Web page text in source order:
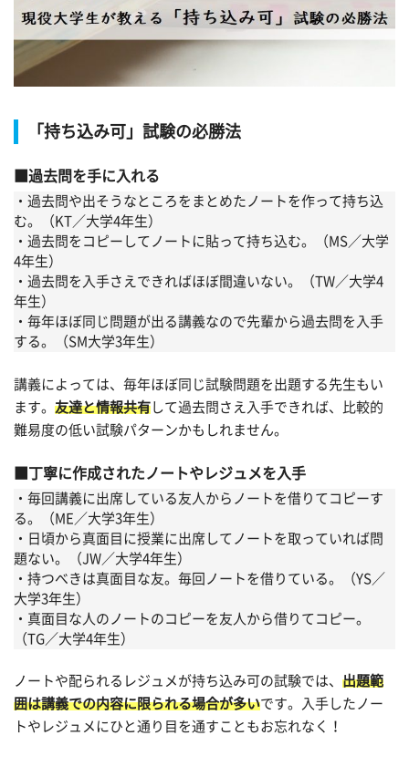
「持ち込み可」試験の必勝法
過去問を手に入れる
・過去問や出そうなところをまとめたノートを作って持ち込
む。（KT／大学4年生）
・過去問をコピーしてノートに貼って持ち込む。（MS／大学
4年生）
・過去問を入手さえできればほぼ間違いない。（TW／大学4
年生）
・毎年ほぼ同じ問題が出る講義なので先輩から過去問を入手
する。（SM大学3年生）
講義によっては、毎年ほぼ同じ試験問題を出題する先生もい
ます。 友達と情報共有 して過去問さえ入手できれば、比較的
難易度の低い試験パターンかもしれません。
丁寧に作成されたノートやレジュメを入手
・毎回講義に出席している友人からノートを借りてコピーす
る。（ME／大学3年生）
・日頃から真面目に授業に出席してノートを取っていれば問
題ない。（JW／大学4年生）
・持つべきは真面目な友。毎回ノートを借りている。（YS／
大学3年生）
・真面目な人のノートのコピーを友人から借りてコピー。
（TG／大学4年生）
ノートや配られるレジュメが持ち込み可の試験では、 出題範
囲は講義での内容に限られる場合が多いです。入手したノー
トやレジュメにひと通り目を通すこともお忘れなく！